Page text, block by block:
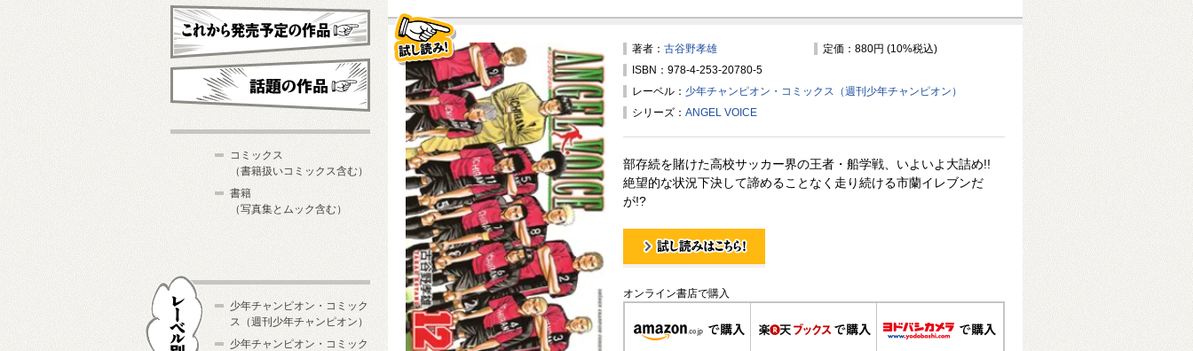
著者： 古谷野孝雄
定価：880円 (10%税込)
ISBN：978-4-253-20780-5
レーベル： 少年チャンピオン・コミックス（週刊少年チャンピオン）
シリーズ： ANGEL VOICE
部存続を賭けた高校サッカー界の王者・船学戦、いよいよ大詰め!!
絶望的な状況下決して諦めることなく走り続ける市蘭イレブンだ
が!?
試し読み！
オンライン書店で購入
新刊・近刊
これから発売予定
コミックス
（書籍扱いコミックス含む）
書籍
（写真集とムック含む）
少年チャンピオン・コミック
ス（週刊少年チャンピオン）
少年チャンピオン・コミック